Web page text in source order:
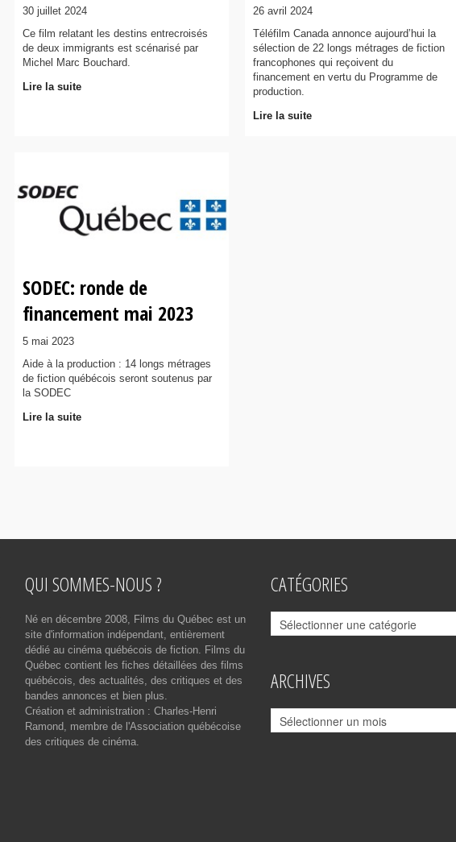
30 juillet 2024
Ce film relatant les destins entrecroisés
de deux immigrants est scénarisé par
Michel Marc Bouchard.
Lire la suite
26 avril 2024
Téléfilm Canada annonce aujourd’hui la
sélection de 22 longs métrages de fiction
francophones qui reçoivent du
financement en vertu du Programme de
production.
Lire la suite
SODEC: ronde de
financement mai 2023
5 mai 2023
Aide à la production : 14 longs métrages
de fiction québécois seront soutenus par
la SODEC
Lire la suite
QUI SOMMES-NOUS ?
Né en décembre 2008, Films du Québec est un
site d'information indépendant, entièrement
dédié au cinéma québécois de fiction. Films du
Québec contient les fiches détaillées des films
québécois, des actualités, des critiques et des
bandes annonces et bien plus.
Création et administration : Charles-Henri
Ramond, membre de l'Association québécoise
des critiques de cinéma.
CATÉGORIES
Catégories
ARCHIVES
Archives